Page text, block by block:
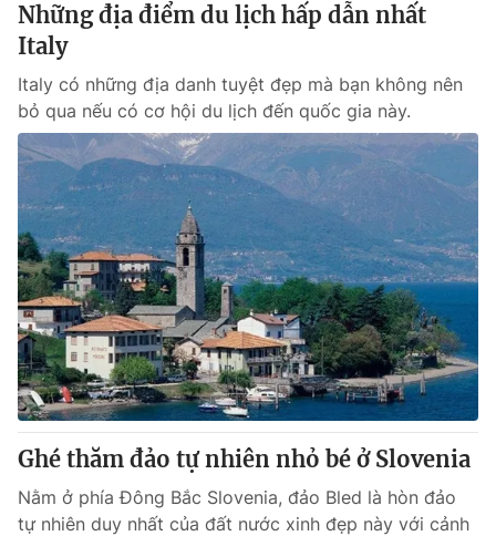
Những địa điểm du lịch hấp dẫn nhất
Italy
Italy có những địa danh tuyệt đẹp mà bạn không nên
bỏ qua nếu có cơ hội du lịch đến quốc gia này.
Ghé thăm đảo tự nhiên nhỏ bé ở Slovenia
Nằm ở phía Đông Bắc Slovenia, đảo Bled là hòn đảo
tự nhiên duy nhất của đất nước xinh đẹp này với cảnh